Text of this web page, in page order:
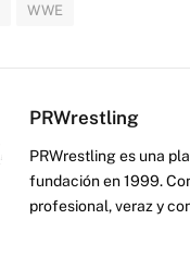
WWE
PRWrestling
PRWrestling es una
fundación en 1999.
profesional, veraz y